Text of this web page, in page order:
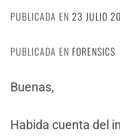
PUBLICADA EN 23 JULIO
PUBLICADA EN FORENSICS
Buenas,
Habida cuenta del